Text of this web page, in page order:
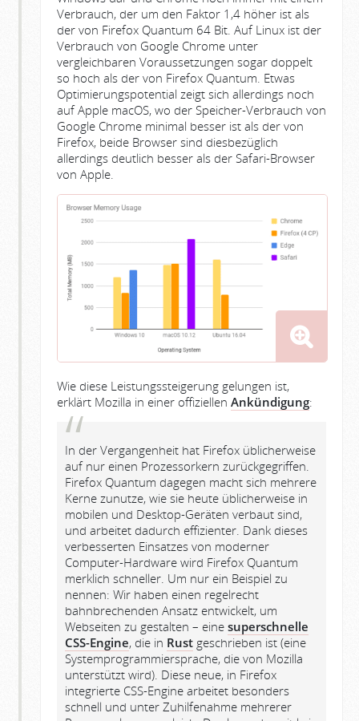
Verbrauch, der um den Faktor 1,4 höher ist als
der von Firefox Quantum 64 Bit. Auf Linux ist der
Verbrauch von Google Chrome unter
vergleichbaren Voraussetzungen sogar doppelt
so hoch als der von Firefox Quantum. Etwas
Optimierungspotential zeigt sich allerdings noch
auf Apple macOS, wo der Speicher-Verbrauch von
Google Chrome minimal besser ist als der von
Firefox, beide Browser sind diesbezüglich
allerdings deutlich besser als der Safari-Browser
von Apple.
Wie diese Leistungssteigerung gelungen ist,
erklärt Mozilla in einer offiziellen Ankündigung:
In der Vergangenheit hat Firefox üblicherweise
auf nur einen Prozessorkern zurückgegriffen.
Firefox Quantum dagegen macht sich mehrere
Kerne zunutze, wie sie heute üblicherweise in
mobilen und Desktop-Geräten verbaut sind,
und arbeitet dadurch effizienter. Dank dieses
verbesserten Einsatzes von moderner
Computer-Hardware wird Firefox Quantum
merklich schneller. Um nur ein Beispiel zu
nennen: Wir haben einen regelrecht
bahnbrechenden Ansatz entwickelt, um
Webseiten zu gestalten – eine superschnelle
CSS-Engine, die in Rust geschrieben ist (eine
Systemprogrammiersprache, die von Mozilla
unterstützt wird). Diese neue, in Firefox
integrierte CSS-Engine arbeitet besonders
schnell und unter Zuhilfenahme mehrerer